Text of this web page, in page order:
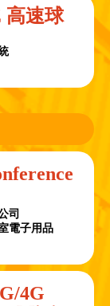
高速球
司
電子用品
4G